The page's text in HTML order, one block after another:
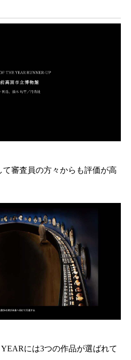
審査員の方々からも評価が高
には3つの作品が選ばれて